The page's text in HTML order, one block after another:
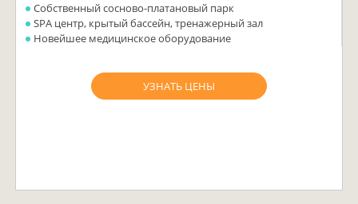
Собственный сосново-платановый парк
SPA центр, крытый бассейн, тренажерный зал
Новейшее медицинское оборудование
УЗНАТЬ ЦЕНЫ